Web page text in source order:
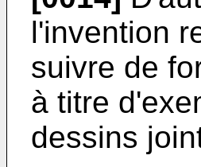
l'invention
suivre de
à titre
dessins